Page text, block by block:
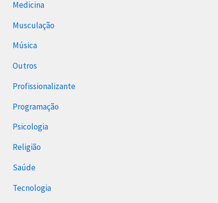
Medicina
Musculação
Música
Outros
Profissionalizante
Programação
Psicologia
Religião
Saúde
Tecnologia